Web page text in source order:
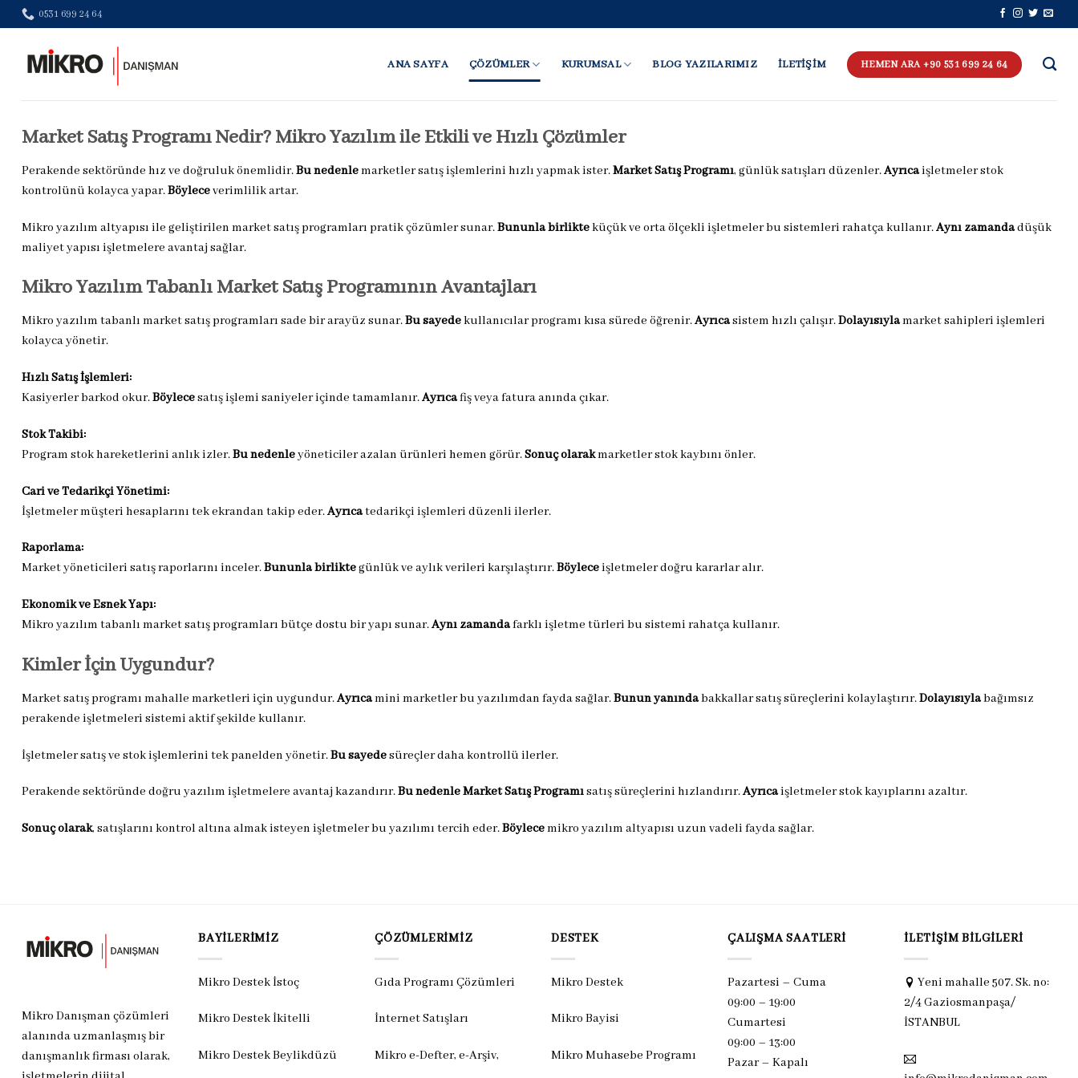
Skip
to
0531 699 24 64
ANA SAYFA ÇÖZÜMLER KURUMSAL BLOG YAZILARIMIZ İLETİŞİM HEMEN ARA +90 531 699 24 64
Market Satış Programı Nedir? Mikro Yazılım ile Etkili ve Hızlı Çözümler
Perakende sektöründe hız ve doğruluk önemlidir.Bu nedenlemarketler satış işlemlerini hızlı yapmak ister.Market Satış Programı, günlük satışları düzenler.Ayrıcaişletmeler stok
kontrolünü kolayca yapar.Böyleceverimlilik artar.
Mikro yazılım altyapısı ile geliştirilen market satış programları pratik çözümler sunar.Bununla birlikteküçük ve orta ölçekli işletmeler bu sistemleri rahatça kullanır.Aynı zamandadüşük
maliyet yapısı işletmelere avantaj sağlar.
Mikro Yazılım Tabanlı Market Satış Programının Avantajları
Mikro yazılım tabanlı market satış programları sade bir arayüz sunar.Bu sayedekullanıcılar programı kısa sürede öğrenir.Ayrıcasistem hızlı çalışır.Dolayısıylamarket sahipleri işlemleri
kolayca yönetir.
Hızlı Satış İşlemleri:
Kasiyerler barkod okur.Böylecesatış işlemi saniyeler içinde tamamlanır.Ayrıcafiş veya fatura anında çıkar.
Stok Takibi:
Program stok hareketlerini anlık izler.Bu nedenleyöneticiler azalan ürünleri hemen görür.Sonuç olarakmarketler stok kaybını önler.
Cari ve Tedarikçi Yönetimi:
İşletmeler müşteri hesaplarını tek ekrandan takip eder.Ayrıcatedarikçi işlemleri düzenli ilerler.
Raporlama:
Market yöneticileri satış raporlarını inceler.Bununla birliktegünlük ve aylık verileri karşılaştırır.Böyleceişletmeler doğru kararlar alır.
Ekonomik ve Esnek Yapı:
Mikro yazılım tabanlı market satış programları bütçe dostu bir yapı sunar.Aynı zamandafarklı işletme türleri bu sistemi rahatça kullanır.
Kimler İçin Uygundur?
Market satış programı mahalle marketleri için uygundur.Ayrıcamini marketler bu yazılımdan fayda sağlar.Bunun yanındabakkallar satış süreçlerini kolaylaştırır.Dolayısıylabağımsız
perakende işletmeleri sistemi aktif şekilde kullanır.
İşletmeler satış ve stok işlemlerini tek panelden yönetir.Bu sayedesüreçler daha kontrollü ilerler.
Perakende sektöründe doğru yazılım işletmelere avantaj kazandırır.Bu nedenleMarket Satış Programısatış süreçlerini hızlandırır.Ayrıcaişletmeler stok kayıplarını azaltır.
Sonuç olarak, satışlarını kontrol altına almak isteyen işletmeler bu yazılımı tercih eder.Böylecemikro yazılım altyapısı uzun vadeli fayda sağlar.
Mikro Danışman çözümleri
alanında uzmanlaşmış bir
danışmanlık firması olarak,
BAYILERIMIZ
Mikro Destek İstoç
Mikro Destek İkitelli
Mikro Destek Beylikdüzü
ÇÖZÜMLERIMIZ
Gıda Programı Çözümleri
İnternet Satışları
Mikro e-Defter, e-Arşiv,
DESTEK
Mikro Destek
Mikro Bayisi
Mikro Muhasebe Programı
ÇALIŞMA SAATLERI
Pazartesi – Cuma
09:00 – 19:00
Cumartesi
09:00 – 13:00
Pazar – Kapalı
İLETIŞIM BILGILERI
Yeni mahalle 507. Sk. no:
2/4 Gaziosmanpaşa/
İSTANBUL